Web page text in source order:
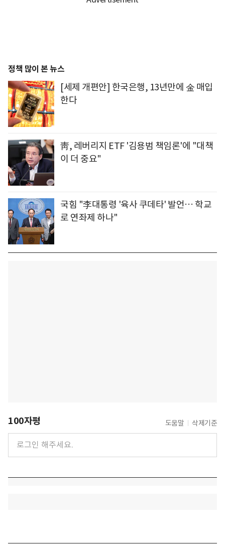
정책 많이 본 뉴스
[세제 개편안] 한국은행, 13년만에 金 매입
한다
靑, 레버리지 ETF '김용범 책임론'에 "대책
이 더 중요"
국힘 "李대통령 '육사 쿠데타' 발언… 학교
로 연좌제 하나"
100자평 도움말 삭제기준